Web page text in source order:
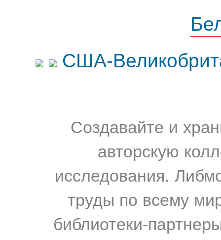
США-
Создавайте и
авторскую
исследования.
труды по всему
библиотеки-